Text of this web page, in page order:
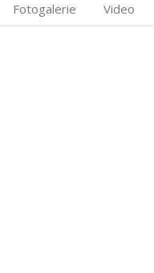
Fotogalerie Video